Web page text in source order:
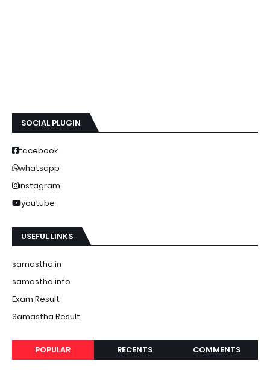
SOCIAL PLUGIN
facebook
whatsapp
instagram
youtube
USEFUL LINKS
samastha.in
samastha.info
Exam Result
Samastha Result
POPULAR RECENTS COMMENTS